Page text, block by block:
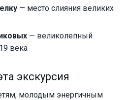
— место слияния великих
— великолепный
века
экскурсия
молодым энергичным